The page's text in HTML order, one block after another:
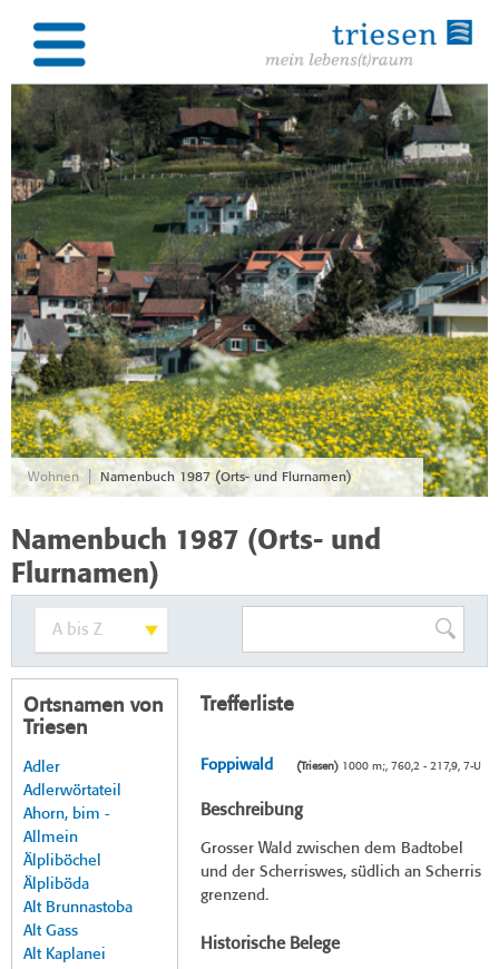
Wohnen Namenbuch 1987 (Orts- und Flurnamen)
Namenbuch 1987 (Orts- und
Flurnamen)
Ortsnamen von
Triesen
Adler
Adlerwörtateil
Ahorn, bim -
Allmein
Älpliböchel
Älpliböda
Alt Brunnastoba
Alt Gass
Alt Kaplanei
Trefferliste
Foppiwald (Triesen)1000 m;, 760,2 - 217,9, 7-U
Beschreibung
Grosser Wald zwischen dem Badtobel
und der Scherriswes, südlich an Scherris
grenzend.
Historische Belege